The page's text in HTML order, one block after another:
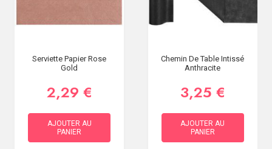
Serviette Papier Rose
Gold
2,29 €
AJOUTER AU
PANIER
Chemin De Table Intissé
Anthracite
3,25 €
AJOUTER AU
PANIER